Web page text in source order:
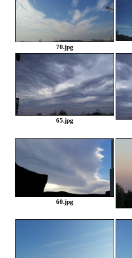
70.jpg
65.jpg
60.jpg